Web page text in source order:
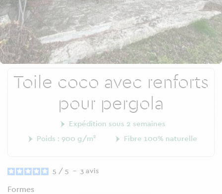
Toile coco avec renforts
pour pergola
Expédition sous 2 semaines
Poids : 900 g/m²
Fibre 100% naturelle
5 / 5 - 3 avis
Formes